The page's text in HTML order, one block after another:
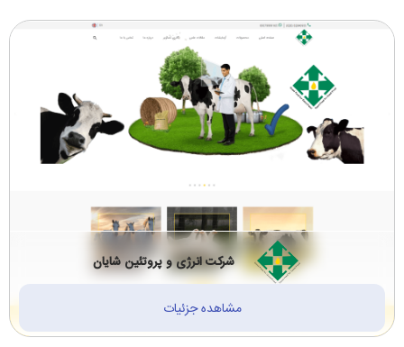
شرکت انرژی و پروتئین شایان
مشاهده جزئیات